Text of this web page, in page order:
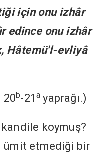
için onu izhâr
edince onu izhâr
Hâtemü'l-evliyâ
20b-21a yaprağı.)
koymuş?
ümit etmediği bir